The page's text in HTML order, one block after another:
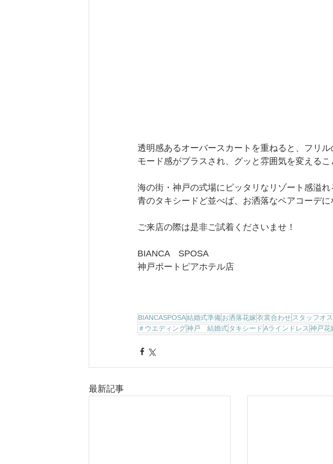
透明感あるオーバースカートを重ねると、フリル
モード感がプラスされ、グッと雰囲気を変えるこ
海の街・神戸の式場にピッタリなリゾート感溢れ
青のタキシードど並べば、お洒落なペアコーデ
ご来店の際は是非ご試着くださいませ！
BIANCA　SPOSA
神戸ポートピアホテル店
BIANCASPOSA結婚式準備お洒落花嫁衣裳合わせ スタッフオ
＃ウエディング神戸 結婚式 タキシード Aラインドレス 神戸花
最新記事